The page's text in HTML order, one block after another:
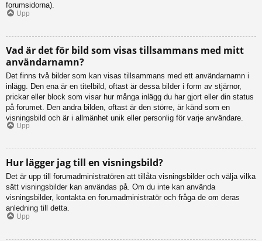
forumsidorna).
Upp
Vad är det för bild som visas tillsammans med mitt
användarnamn?
Det finns två bilder som kan visas tillsammans med ett användarnamn i
inlägg. Den ena är en titelbild, oftast är dessa bilder i form av stjärnor,
prickar eller block som visar hur många inlägg du har gjort eller din status
på forumet. Den andra bilden, oftast är den större, är känd som en
visningsbild och är i allmänhet unik eller personlig för varje användare.
Upp
Hur lägger jag till en visningsbild?
Det är upp till forumadministratören att tillåta visningsbilder och välja vilka
sätt visningsbilder kan användas på. Om du inte kan använda
visningsbilder, kontakta en forumadministratör och fråga de om deras
anledning till detta.
Upp